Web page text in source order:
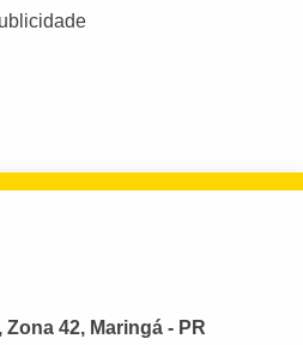
42, Maringá - PR